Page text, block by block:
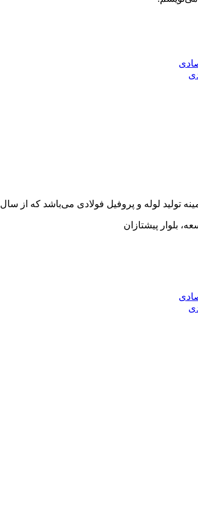
می‌باشد که از سال 1385 فعالیت خود را به صورت رسمی آغاز کرده است.